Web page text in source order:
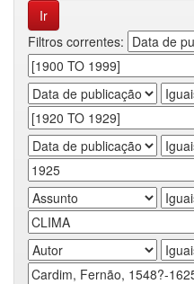
Filtros correntes: